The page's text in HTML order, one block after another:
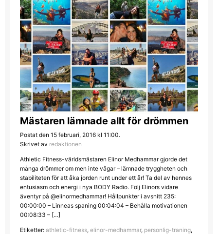
Mästaren lämnade allt för drömmen
Postat den 15 februari, 2016 kl 11:00.
Skrivet av redaktionen
Athletic Fitness-världsmästaren Elinor Medhammar gjorde det
många drömmer om men inte vågar – lämnade tryggheten och
stabiliteten för att åka jorden runt under ett år! Ta del av hennes
entusiasm och energi i nya BODY Radio. Följ Elinors vidare
äventyr på @elinormedhammar! Hållpunkter i avsnitt 235:
00:00:00 – Linneas spaning 00:04:04 – Behålla motivationen
00:08:33 – […]
Etiketter: athletic-fitness, elinor-medhammar, personlig-traning,